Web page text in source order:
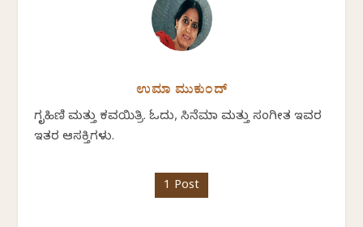
ಉಮಾ ಮುಕುಂದ್
ಗೃಹಿಣಿ ಮತ್ತು ಕವಯಿತ್ರಿ. ಓದು, ಸಿನೆಮಾ ಮತ್ತು ಸಂಗೀತ ಇವರ
ಇತರ ಆಸಕ್ತಿಗಳು.
1 Post